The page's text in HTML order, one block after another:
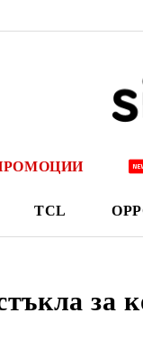
TCL
за